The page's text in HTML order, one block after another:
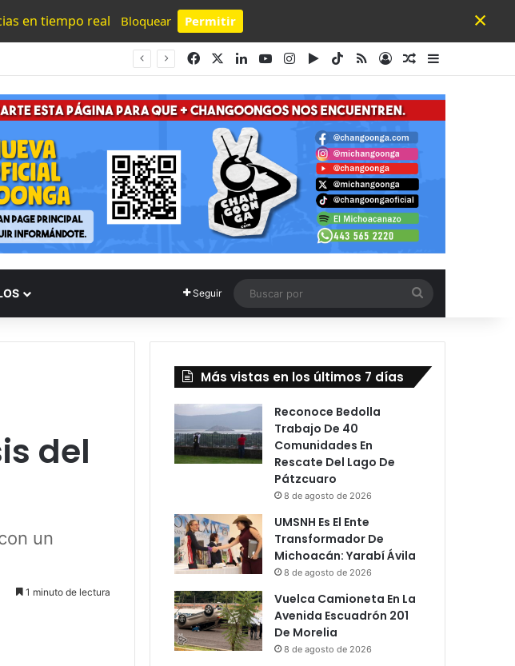
en tiempo real Bloquear Permitir
Powered by SendPulse
×
FacebookLinkedInYouTubeInstagram
Google Play
TikTok
RSS AccesoPublicación al
Seguir
por
del
un
1 minuto de lectura
Más vistas en los últimos 7 días
Reconoce Bedolla
Trabajo De 40
Comunidades En
Rescate Del Lago De
Pátzcuaro
8 de agosto de 2026
UMSNH Es El Ente
Transformador De
Michoacán: Yarabí Ávila
8 de agosto de 2026
Vuelca Camioneta En La
Avenida Escuadrón 201
De Morelia
8 de agosto de 2026